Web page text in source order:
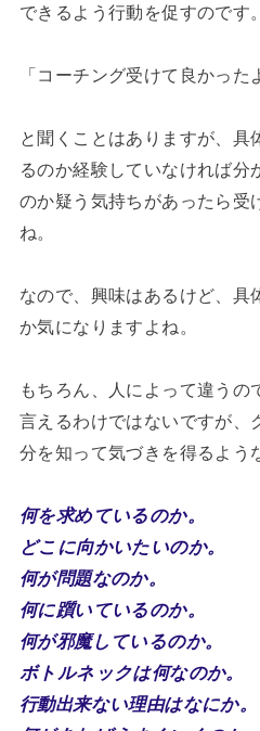
できるよう行動を促すのです。
「コーチング受けて良かった
と聞くことはありますが、具
るのか経験していなければ分
のか疑う気持ちがあったら受
ね。
なので、興味はあるけど、具
か気になりますよね。
もちろん、人によって違うの
言えるわけではないですが、
分を知って気づきを得るよう
何を求めているのか。
どこに向かいたいのか。
何が問題なのか。
何に躓いているのか。
何が邪魔しているのか。
ボトルネックは何なのか。
行動出来ない理由はなにか。